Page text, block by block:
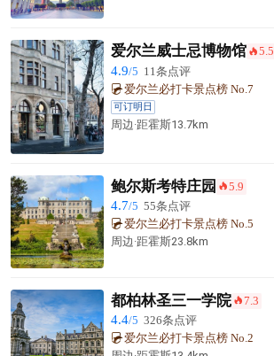
爱尔兰威士忌博物馆 󰺂5.5
4.9/5 11条点评
爱尔兰必打卡景点榜 No.7
可订明日
周边·距霍斯13.7km
鲍尔斯考特庄园 󰺂5.9
4.7/5 55条点评
爱尔兰必打卡景点榜 No.5
周边·距霍斯23.8km
都柏林圣三一学院 󰺂7.3
4.4/5 326条点评
爱尔兰必打卡景点榜 No.2